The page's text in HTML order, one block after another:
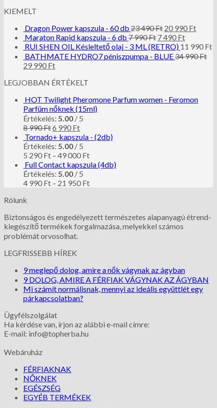
KIEMELT
Dragon Power kapszula - 60 db 23 490Ft 20 990 Ft
Maraton Rapid kapszula - 6 db 7 990Ft 7 490 Ft
RUI SHEN OIL Késleltető olaj - 3 ML (RETRO) 11 990 Ft
BATHMATE HYDRO7 péniszpumpa - BLUE34 990Ft
29 990 Ft
LEGJOBBAN ÉRTÉKELT
HOT Twilight Pheromone Parfum women - Feromon
Parfüm nőknek (15ml)
Értékelés: 5.00 / 5
8 990Ft6 990 Ft
Tornado+ kapszula - (2db)
Értékelés: 5.00 / 5
5 290 Ft – 49 000 Ft
Full Contact kapszula (4db)
Értékelés: 5.00 / 5
4 990 Ft – 21 950 Ft
Rólunk
Biztonságos és engedélyezett természetes alapanyagú étrend-
kiegészítő termékek forgalmazása, melyekkel számos
problémát orvosolhat.
LEGFRISSEBB HÍREK
9 meglepő dolog, amire a nők vágynak az ágyban
9 DOLOG, AMIRE A FÉRFIAK VÁGYNAK AZ ÁGYBAN
Mi számít normálisnak, mennyi az ideális együttlét egy
párkapcsolatban?
Ügyfélszolgálat
Ha kérdése van, írjon az alábbi e-mail címre:
E-mail: info@topherba.hu
Webáruház
FÉRFIAKNAK
NŐKNEK
EGÉSZSÉG
EGYÉB TERMÉKEK